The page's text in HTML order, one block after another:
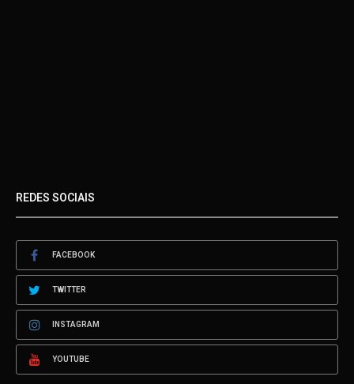
REDES SOCIAIS
FACEBOOK
TWITTER
INSTAGRAM
YOUTUBE